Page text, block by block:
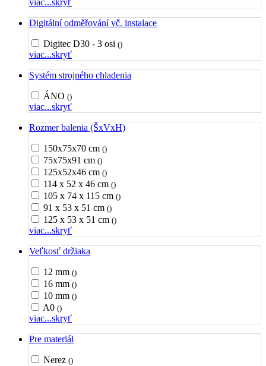
viac...skryť
Digitální odměřování vč. instalace
Digitec D30 - 3 osi ()
viac...skryť
Systém strojného chladenia
ÁNO ()
viac...skryť
Rozmer balenia (ŠxVxH)
150x75x70 cm ()
75x75x91 cm ()
125x52x46 cm ()
114 x 52 x 46 cm ()
105 x 74 x 115 cm ()
91 x 53 x 51 cm ()
125 x 53 x 51 cm ()
viac...skryť
Veľkosť držiaka
12 mm ()
16 mm ()
10 mm ()
A0 ()
viac...skryť
Pre materiál
Nerez ()